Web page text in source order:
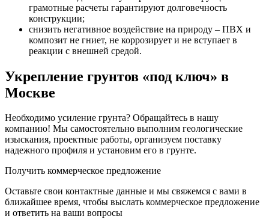
грамотные расчеты гарантируют долговечность
конструкции;
снизить негативное воздействие на природу – ПВХ и
композит не гниет, не коррозирует и не вступает в
реакции с внешней средой.
Укрепление грунтов «под ключ» в
Москве
Необходимо усиление грунта? Обращайтесь в нашу
компанию! Мы самостоятельно выполним геологические
изыскания, проектные работы, организуем поставку
надежного профиля и установим его в грунте.
Получить коммерческое предложение
Оставьте свои контактные данные и мы свяжемся с вами в
ближайшее время, чтобы выслать коммерческое предложение
и ответить на ваши вопросы